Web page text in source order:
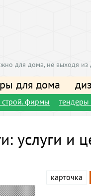
для дома, не выходя из
для дома
строй. фирмы тендеры
услуги и
карточка